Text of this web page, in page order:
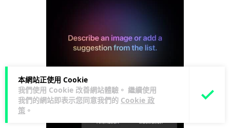
本網站正使用 Cookie
我們使用 Cookie 改善網站體驗。 繼續使用
我們的網站即表示您同意我們的 Cookie 政
策 。